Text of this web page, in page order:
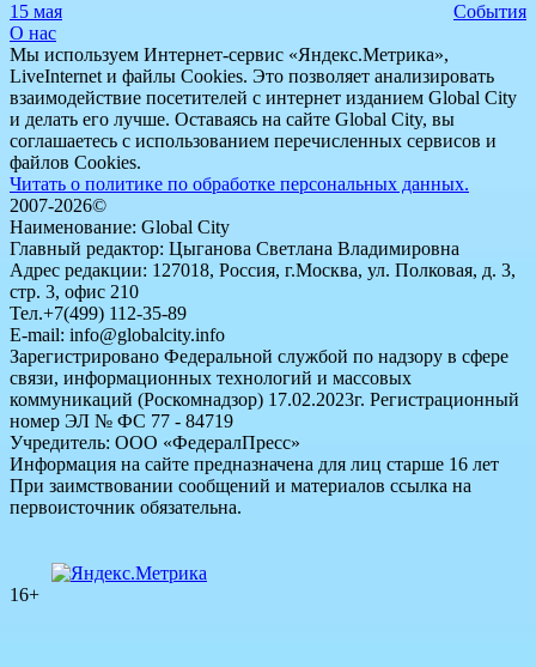
15 мая
События
О нас
Мы используем Интернет-сервис «Яндекс.Метрика»,
LiveInternet и файлы Cookies. Это позволяет анализировать
взаимодействие посетителей с интернет изданием Global City
и делать его лучше. Оставаясь на сайте Global City, вы
соглашаетесь с использованием перечисленных сервисов и
файлов Cookies.
Читать о политике по обработке персональных данных.
2007-2026©
Наименование: Global City
Главный редактор: Цыганова Светлана Владимировна
Адрес редакции: 127018, Россия, г.Москва, ул. Полковая, д. 3,
стр. 3, офис 210
Тел.+7(499) 112-35-89
E-mail: info@globalcity.info
Зарегистрировано Федеральной службой по надзору в сфере
связи, информационных технологий и массовых
коммуникаций (Роскомнадзор) 17.02.2023г. Регистрационный
номер ЭЛ № ФС 77 - 84719
Учредитель: ООО «ФедералПресс»
Информация на сайте предназначена для лиц старше 16 лет
При заимствовании сообщений и материалов ссылка на
первоисточник обязательна.
16+